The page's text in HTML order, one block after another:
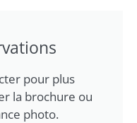
pour plus
la brochure ou
photo.